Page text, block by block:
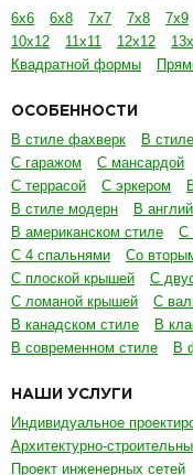
6х6 6х8 7х7 7х8 7х9
10х12
11х11 12х12
Квадратной формы
ОСОБЕННОСТИ
В стиле фахверк В
С гаражом
С мансардой
С террасой
С эркером
В стиле модерн
В
В американском стиле
С
С 4 спальнями
Со
С плоской крышей
С
С ломаной крышей
С
В канадском стиле
В
В современном стиле
В
НАШИ УСЛУГИ
Индивидуальное
Архитектурно-
Проект инженерных сетей